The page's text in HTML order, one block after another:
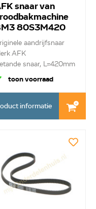
snaar van
80S3M420
aandrijfsnaar
AFK
snaar, L=420mm
toon voorraad
informatie